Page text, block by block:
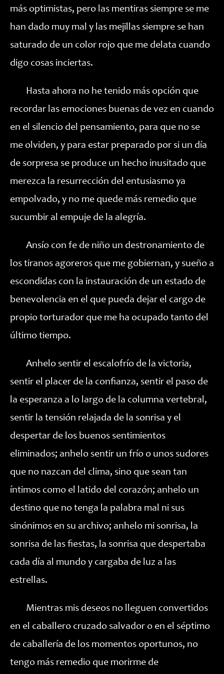
más optimistas, pero las mentiras siempre se me
han dado muy mal y las mejillas siempre se han
saturado de un color rojo que me delata cuando
digo cosas inciertas.
Hasta ahora no he tenido más opción que
recordar las emociones buenas de vez en cuando
en el silencio del pensamiento, para que no se
me olviden, y para estar preparado por si un día
de sorpresa se produce un hecho inusitado que
merezca la resurrección del entusiasmo ya
empolvado, y no me quede más remedio que
sucumbir al empuje de la alegría.
Ansío con fe de niño un destronamiento de
los tiranos agoreros que me gobiernan, y sueño a
escondidas con la instauración de un estado de
benevolencia en el que pueda dejar el cargo de
propio torturador que me ha ocupado tanto del
último tiempo.
Anhelo sentir el escalofrío de la victoria,
sentir el placer de la confianza, sentir el paso de
la esperanza a lo largo de la columna vertebral,
sentir la tensión relajada de la sonrisa y el
despertar de los buenos sentimientos
eliminados; anhelo sentir un frío o unos sudores
que no nazcan del clima, sino que sean tan
íntimos como el latido del corazón; anhelo un
destino que no tenga la palabra mal ni sus
sinónimos en su archivo; anhelo mi sonrisa, la
sonrisa de las fiestas, la sonrisa que despertaba
cada día al mundo y cargaba de luz a las
estrellas.
Mientras mis deseos no lleguen convertidos
en el caballero cruzado salvador o en el séptimo
de caballería de los momentos oportunos, no
tengo más remedio que morirme de